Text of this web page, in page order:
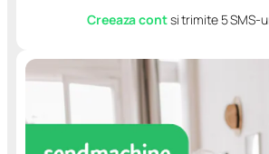
Creeaza contsi trimite 5 SMS-